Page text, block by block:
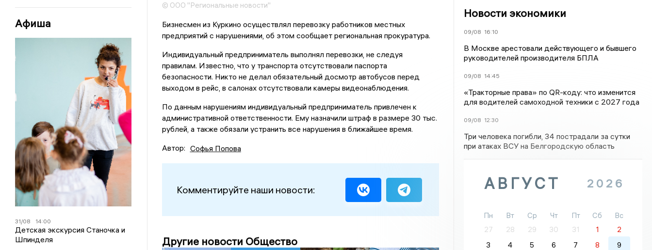
Афиша
31/08 14:00
Детская экскурсия Станочка и
Шпинделя
© ООО "Региональные новости"
Бизнесмен из Куркино осуществлял перевозку работников местных
предприятий с нарушениями, об этом сообщает региональная прокуратура.
Индивидуальный предприниматель выполнял перевозки, не следуя
правилам. Известно, что у транспорта отсутствовали паспорта
безопасности. Никто не делал обязательный досмотр автобусов перед
выходом в рейс, в салонах отсутствовали камеры видеонаблюдения.
По данным нарушениям индивидуальный предприниматель привлечен к
административной ответственности. Ему назначили штраф в размере 30 тыс.
рублей, а также обязали устранить все нарушения в ближайшее время.
Автор: Софья Попова
Комментируйте наши новости:
Другие новости Общество
Новости экономики
09/08 16:10
В Москве арестовали действующего и бывшего
руководителей производителя БПЛА
09/08 14:45
«Тракторные права» по QR-коду: что изменится
для водителей самоходной техники с 2027 года
09/08 12:30
Три человека погибли, 34 пострадали за сутки
при атаках ВСУ на Белгородскую область
АВГУСТ 2026
Пн Вт Ср Чт Пт Сб
Вс
27
28 29 30 31 1
2
3
4 5 6 7 8
9